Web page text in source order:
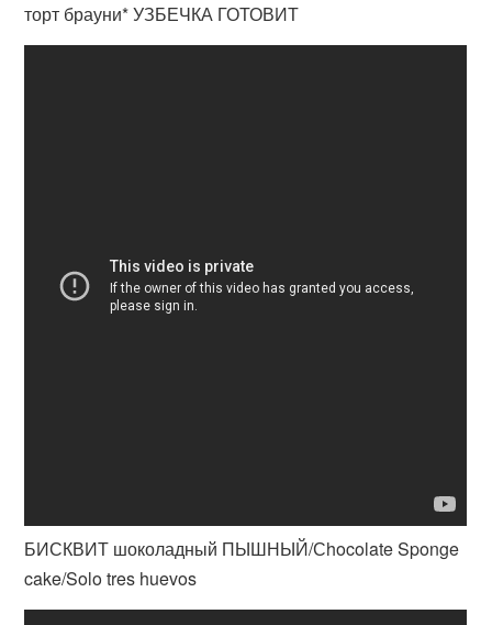
торт брауни* УЗБЕЧКА ГОТОВИТ
БИСКВИТ шоколадный ПЫШНЫЙ/Сhocolate Sponge
cake/Solo tres huevos